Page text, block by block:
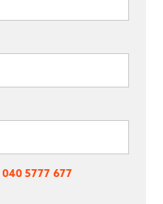
040 5777 677